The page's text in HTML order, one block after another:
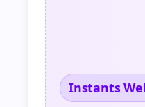
Instants